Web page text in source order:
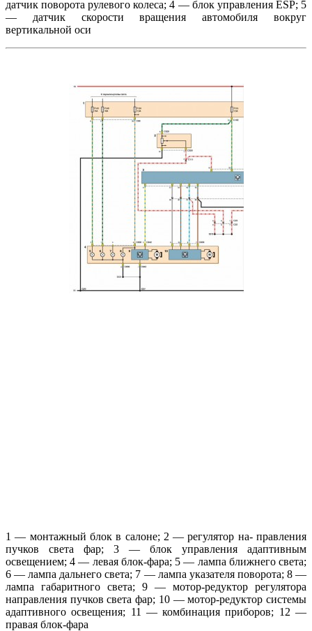
датчик поворота рулевого колеса; 4 — блок управления ESP; 5
— датчик скорости вращения автомобиля вокруг
вертикальной оси
1 — монтажный блок в салоне; 2 — регулятор на- правления
пучков света фар; 3 — блок управления адаптивным
освещением; 4 — левая блок-фара; 5 — лампа ближнего света;
6 — лампа дальнего света; 7 — лампа указателя поворота; 8 —
лампа габаритного света; 9 — мотор-редуктор регулятора
направления пучков света фар; 10 — мотор-редуктор системы
адаптивного освещения; 11 — комбинация приборов; 12 —
правая блок-фара